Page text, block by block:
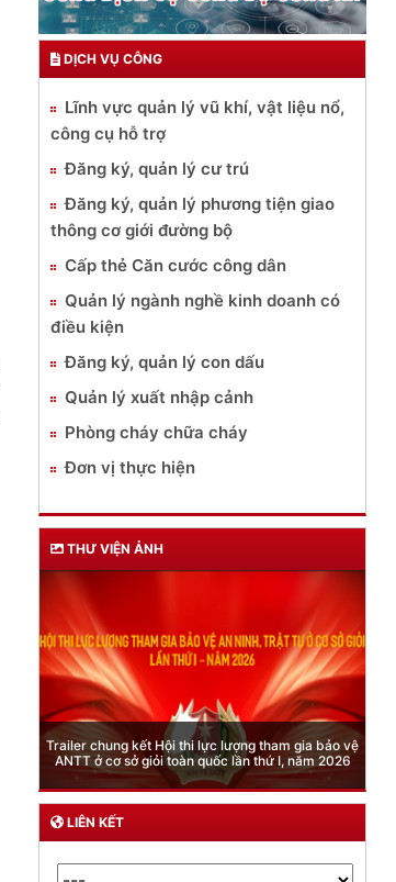
DỊCH VỤ CÔNG
Lĩnh vực quản lý vũ khí, vật liệu nổ,
công cụ hỗ trợ
Đăng ký, quản lý cư trú
Đăng ký, quản lý phương tiện giao
thông cơ giới đường bộ
Cấp thẻ Căn cước công dân
Quản lý ngành nghề kinh doanh có
điều kiện
Đăng ký, quản lý con dấu
Quản lý xuất nhập cảnh
Phòng cháy chữa cháy
Đơn vị thực hiện
THƯ VIỆN ẢNH
Phòng Quản lý xuất nhập cảnh: Hướng dẫn những
quy định mới trong lĩnh vực xuất cảnh, nhập cảnh
của công dân việt nam từ ngày 01/7/2026
LIÊN KẾT